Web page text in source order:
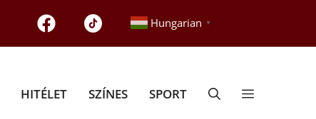
Hungarian ▼
HITÉLET SZÍNES SPORT